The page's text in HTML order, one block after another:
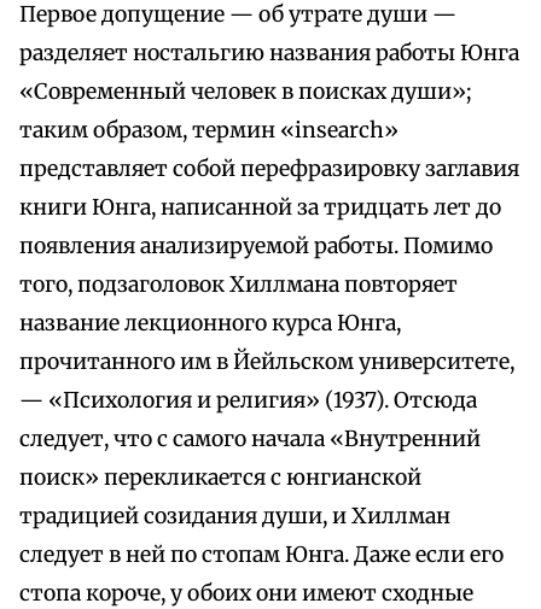
Первое допущение — об утрате души —
разделяет ностальгию названия работы Юнга
«Современный человек в поисках души»;
таким образом, термин «insearch»
представляет собой перефразировку заглавия
книги Юнга, написанной за тридцать лет до
появления анализируемой работы. Помимо
того, подзаголовок Хиллмана повторяет
название лекционного курса Юнга,
прочитанного им в Йейльском университете,
— «Психология и религия» (1937). Отсюда
следует, что с самого начала «Внутренний
поиск» перекликается с юнгианской
традицией созидания души, и Хиллман
следует в ней по стопам Юнга. Даже если его
стопа короче, у обоих они имеют сходные